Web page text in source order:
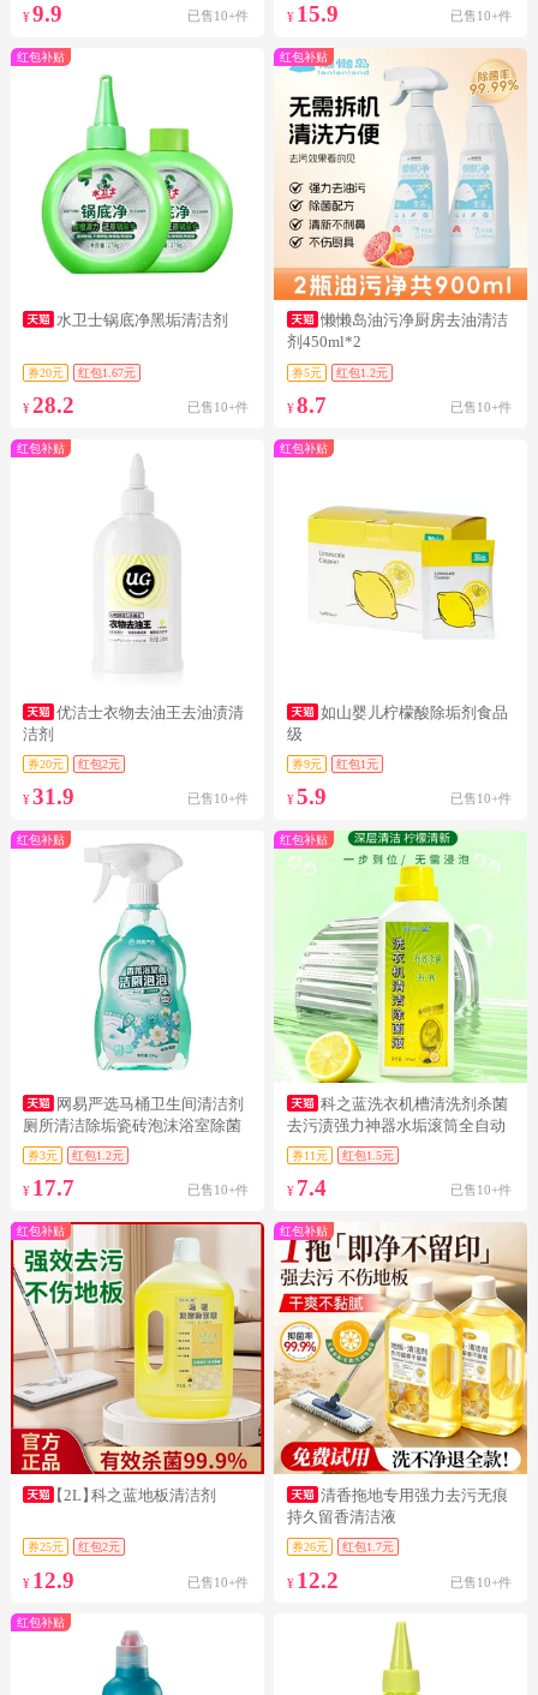
¥ 9.9 已售10+件 ¥ 15.9 已售10+件
红包补贴
水卫士锅底净黑垢清洁剂
券20元 红包1.67元
¥ 28.2 已售10+件
红包补贴
懒懒岛油污净厨房去油清洁
剂450ml*2
券5元 红包1.2元
¥8.7 已售10+件
红包补贴
优洁士衣物去油王去油渍清
洁剂
券20元 红包2元
¥ 31.9 已售10+件
红包补贴
如山婴儿柠檬酸除垢剂食品
级
券9元 红包1元
¥5.9 已售10+件
红包补贴
网易严选马桶卫生间清洁剂
厕所清洁除垢瓷砖泡沫浴室除菌
喷雾
券3元 红包1.2元
¥ 17.7 已售10+件
红包补贴
科之蓝洗衣机槽清洗剂杀菌
去污渍强力神器水垢滚筒全自动
深度清洁
券11元 红包1.5元
¥ 7.4 已售10+件
红包补贴
【2L】科之蓝地板清洁剂
券25元 红包2元
¥ 12.9 已售10+件
红包补贴
清香拖地专用强力去污无痕
持久留香清洁液
券26元 红包1.7元
¥ 12.2 已售10+件
红包补贴